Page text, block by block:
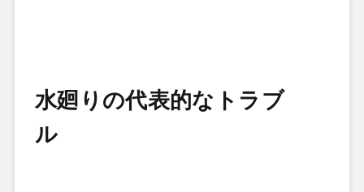
水廻りの代表的なトラブ
ル